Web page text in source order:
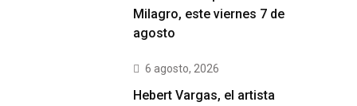
Milagro, este viernes 7 de
agosto
6 agosto, 2026
Hebert Vargas, el artista